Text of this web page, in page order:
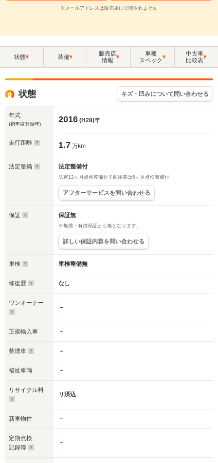
※メールアドレスは販売店に公開されません
状態 装備
販売店
情報
車種
スペック
中古車
比較表
状態 キズ・凹みについて問い合わせる
年式
(初年度登録年) 2016 (H28)年
走行距離 1.7 万km
法定整備 法定整備付
法定12ヶ月点検整備付※商用車は6ヶ月点検整備付
アフターサービスを問い合わせる
保証 保証無
※無償・有償保証とも無となります。
詳しい保証内容を問い合わせる
車検 車検整備無
修復歴 なし
ワンオーナー
－
正規輸入車 －
禁煙車 －
福祉車両 －
リサイクル料
リ済込
新車物件 －
定期点検
記録簿
－